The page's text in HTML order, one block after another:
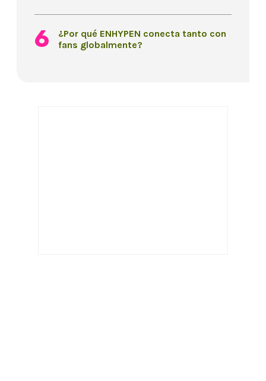
¿Por qué ENHYPEN conecta tanto con
fans globalmente?